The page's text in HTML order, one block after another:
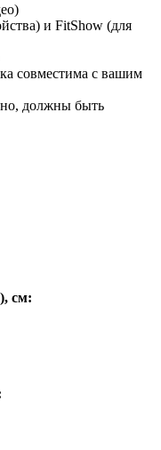
и FitShow (для
совместима с вашим
должны быть
см: